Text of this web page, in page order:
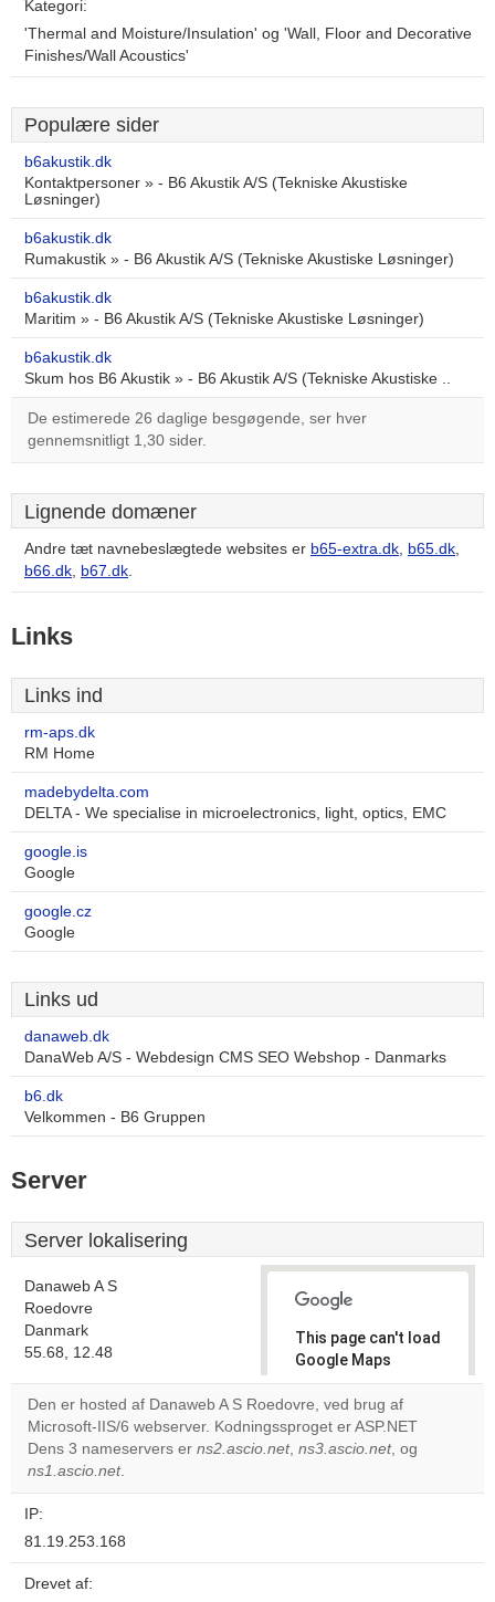
Kategori:
'Thermal and Moisture/Insulation' og 'Wall, Floor and Decorative
Finishes/Wall Acoustics'
Populære sider
b6akustik.dk
Kontaktpersoner » - B6 Akustik A/S (Tekniske Akustiske
Løsninger)
b6akustik.dk
Rumakustik » - B6 Akustik A/S (Tekniske Akustiske Løsninger)
b6akustik.dk
Maritim » - B6 Akustik A/S (Tekniske Akustiske Løsninger)
b6akustik.dk
Skum hos B6 Akustik » - B6 Akustik A/S (Tekniske Akustiske ..
De estimerede 26 daglige besgøgende, ser hver
gennemsnitligt 1,30 sider.
Lignende domæner
Andre tæt navnebeslægtede websites er b65-extra.dk, b65.dk,
b66.dk, b67.dk.
Links
Links ind
rm-aps.dk
RM Home
madebydelta.com
DELTA - We specialise in microelectronics, light, optics, EMC
google.is
Google
google.cz
Google
Links ud
danaweb.dk
DanaWeb A/S - Webdesign CMS SEO Webshop - Danmarks
b6.dk
Velkommen - B6 Gruppen
Server
Server lokalisering
Danaweb A S
Roedovre
Danmark
55.68, 12.48
This page can't load
Google Maps
correctly.
Do you
own this
Den er hosted af Danaweb A S Roedovre, ved brug af
Microsoft-IIS/6 webserver. Kodningssproget er ASP.NET
Dens 3 nameservers er ns2.ascio.net, ns3.ascio.net, og
ns1.ascio.net.
IP:
81.19.253.168
Drevet af: